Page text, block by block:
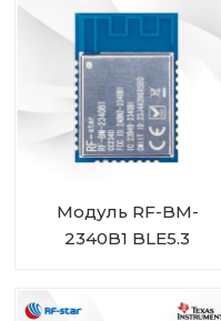
энергопотреблением
RF-BM-2340QB1
Модуль RF-BM-
2340B1 BLE5.3